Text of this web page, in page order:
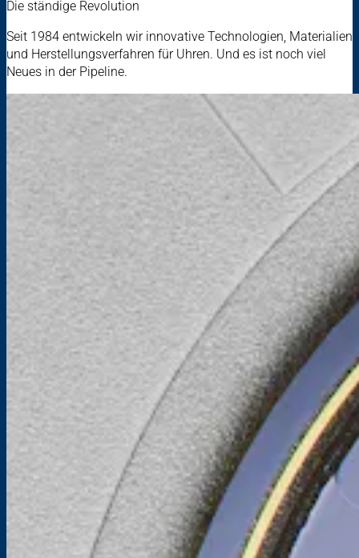
Die ständige Revolution
Seit 1984 entwickeln wir innovative Technologien, Materialien
und Herstellungsverfahren für Uhren. Und es ist noch viel
Neues in der Pipeline.